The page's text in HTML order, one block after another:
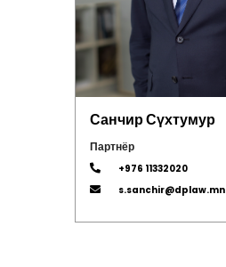
Санчир Сүхтумур
Партнёр
+976 11332020
s.sanchir@dplaw.mn